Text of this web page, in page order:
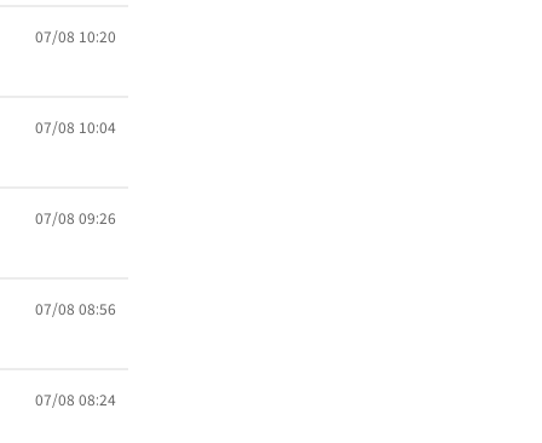
07/08 10:20
07/08 10:04
07/08 09:26
07/08 08:56
07/08 08:24